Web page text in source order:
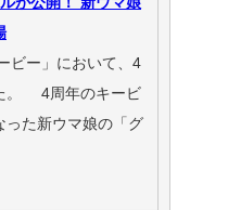
ビー」において、4
。 4周年のキービ
った新ウマ娘の「グ